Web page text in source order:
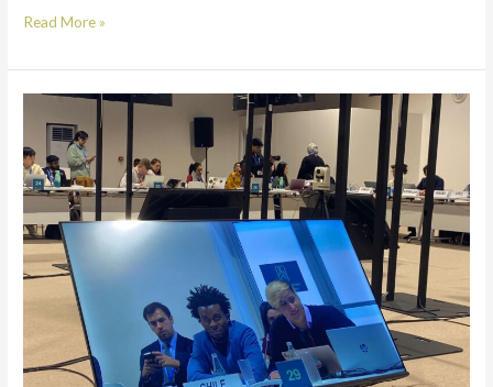
Read More »
participa
en
el
Youth-
led
Climate
Forum